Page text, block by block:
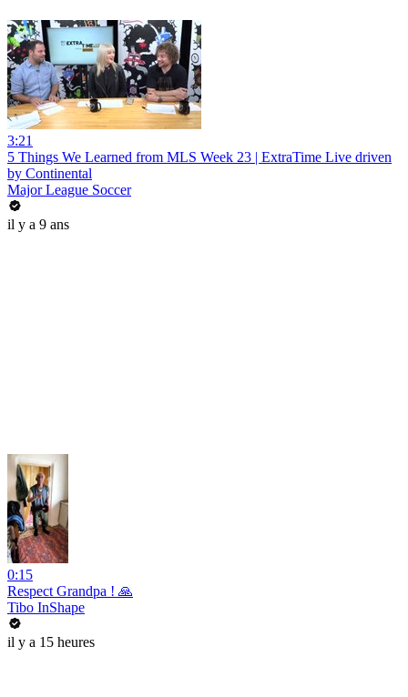
3:21
5 Things We Learned from MLS Week 23 | ExtraTime Live driven
by Continental
Major League Soccer
il y a 9 ans
0:15
Respect Grandpa ! 🙏
Tibo InShape
il y a 15 heures